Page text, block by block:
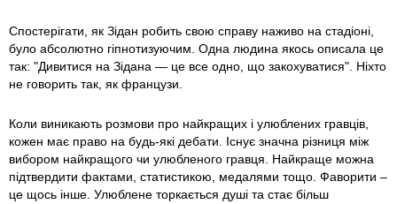
Спостерігати, як Зідан робить свою справу наживо на стадіоні,
було абсолютно гіпнотизуючим. Одна людина якось описала це
так: "Дивитися на Зідана — це все одно, що закохуватися". Ніхто
не говорить так, як французи.
Коли виникають розмови про найкращих і улюблених гравців,
кожен має право на будь-які дебати. Існує значна різниця між
вибором найкращого чи улюбленого гравця. Найкраще можна
підтвердити фактами, статистикою, медалями тощо. Фаворити –
це щось інше. Улюблене торкається душі та стає більш